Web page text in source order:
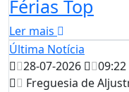
Férias Top
Ler mais
Última Notícia
28-07-2026
09:22
Freguesia de